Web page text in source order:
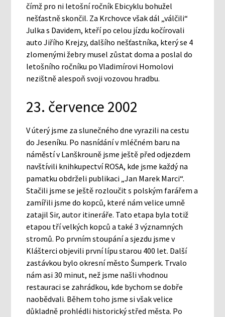
čímž pro ni letošní ročník Ebicyklu bohužel
nešťastně skončil. Za Krchovce však dál „válčili“
Julka s Davidem, kteří po celou jízdu kočírovali
auto Jiřího Krejzy, dalšího nešťastníka, který se 4
zlomenými žebry musel zůstat doma a poslal do
letošního ročníku po Vladimírovi Homolovi
nezištně alespoň svoji vozovou hradbu.
23. července 2002
V úterý jsme za slunečného dne vyrazili na cestu
do Jeseníku. Po nasnídání v mléčném baru na
náměstí v Lanškrouně jsme ještě před odjezdem
navštívili knihkupectví ROSA, kde jsme každý na
pamatku obdrželi publikaci „Jan Marek Marci“.
Stačili jsme se ještě rozloučit s polským farářem a
zamířili jsme do kopců, které nám velice umně
zatajil Sir, autor itineráře. Tato etapa byla totiž
etapou tří velkých kopců a také 3 významných
stromů. Po prvním stoupání a sjezdu jsme v
Klášterci objevili první lípu starou 400 let. Další
zastávkou bylo okresní město Šumperk. Trvalo
nám asi 30 minut, než jsme našli vhodnou
restauraci se zahrádkou, kde bychom se dobře
naobědvali. Během toho jsme si však velice
důkladně prohlédli historický střed města. Po